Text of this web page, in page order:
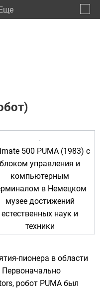
500 PUMA (1983) с
блоком управления и
компьютерным
в Немецком
музее достижений
естественных наук и
техники
пионера в области
, робот PUMA был